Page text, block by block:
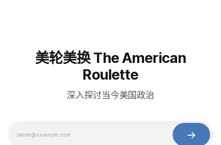
美轮美换 The American
Roulette
深入探讨当今美国政治